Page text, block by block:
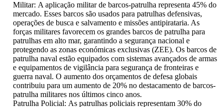
Militar: A aplicação militar de barcos-patrulha representa 45% do
mercado. Esses barcos são usados ​​para patrulhas defensivas,
operações de busca e salvamento e missões antipirataria. As
forças militares favorecem os grandes barcos de patrulha para
patrulhas em alto mar, garantindo a segurança nacional e
protegendo as zonas económicas exclusivas (ZEE). Os barcos de
patrulha naval estão equipados com sistemas avançados de armas
e equipamentos de vigilância para segurança de fronteiras e
guerra naval. O aumento dos orçamentos de defesa globais
contribuiu para um aumento de 20% no destacamento de barcos-
patrulha militares nos últimos cinco anos.
Patrulha Policial: As patrulhas policiais representam 30% do